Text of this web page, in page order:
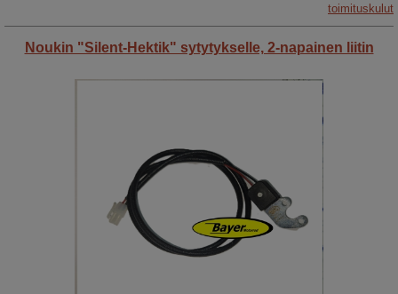
toimituskulut
Noukin "Silent-Hektik" sytytykselle, 2-napainen liitin